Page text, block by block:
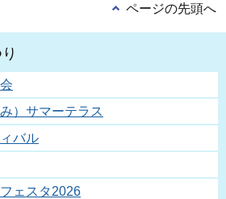
ページの先頭へ
）サマーテラス
バル
ェスタ2026